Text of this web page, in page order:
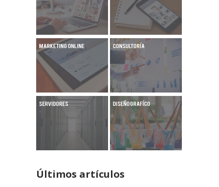
Últimos artículos